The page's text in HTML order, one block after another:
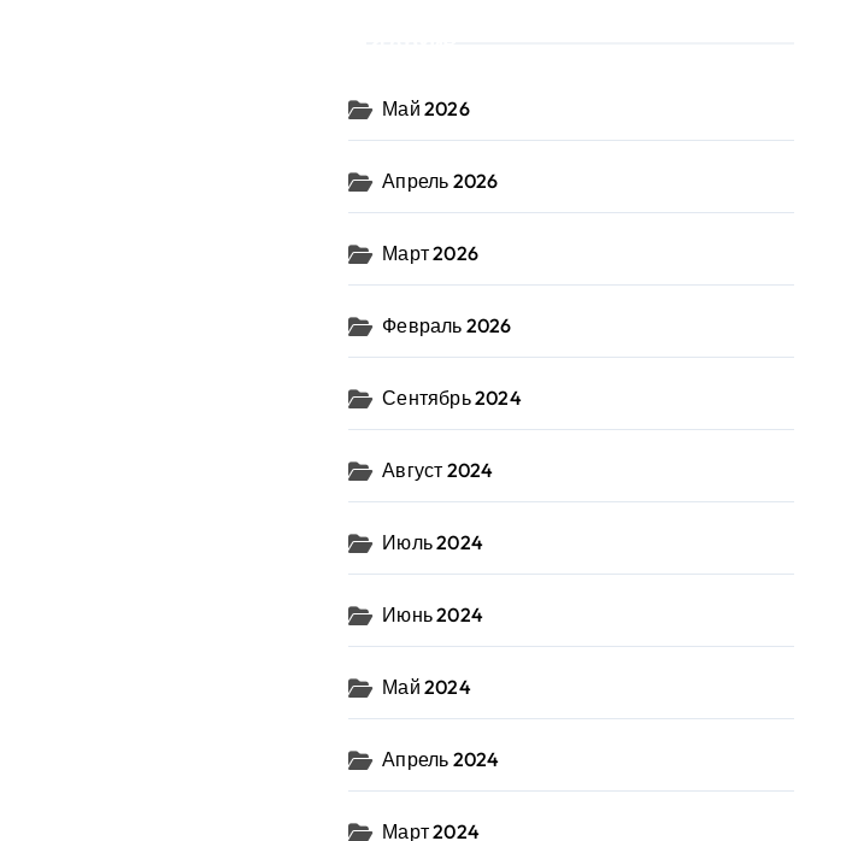
Май 2026
Апрель 2026
Март 2026
Февраль 2026
Сентябрь 2024
Август 2024
Июль 2024
Июнь 2024
Май 2024
Апрель 2024
Март 2024